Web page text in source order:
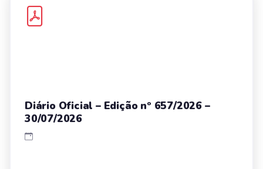
Diário Oficial – Edição nº 657/2026 –
30/07/2026